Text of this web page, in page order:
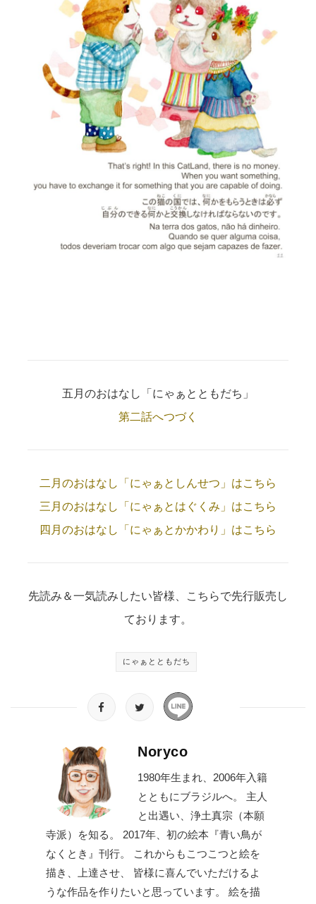
五月のおはなし「にゃぁとともだち」
第二話へつづく
二月のおはなし「にゃぁとしんせつ」はこちら
三月のおはなし「にゃぁとはぐくみ」はこちら
四月のおはなし「にゃぁとかかわり」はこちら
先読み＆一気読みしたい皆様、こちらで先行販売し
ております。
にゃぁとともだち
Noryco
1980年生まれ、2006年入籍
とともにブラジルへ。 主人
と出遇い、浄土真宗（本願
寺派）を知る。 2017年、初の絵本『青い鳥が
なくとき』刊行。 これからもこつこつと絵を
描き、上達させ、 皆様に喜んでいただけるよ
うな作品を作りたいと思っています。 絵を描